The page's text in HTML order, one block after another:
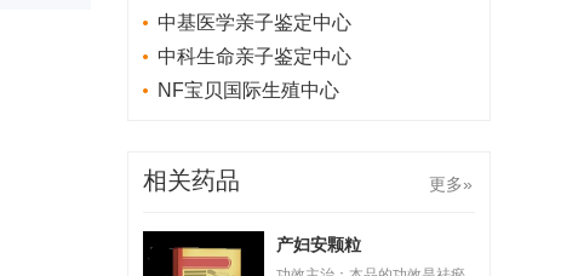
中基医学亲子鉴定中心
中科生命亲子鉴定中心
NF宝贝国际生殖中心
相关药品 更多»
产妇安颗粒